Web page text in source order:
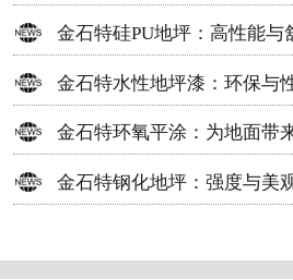
金石特硅PU地坪：高性能与
金石特水性地坪漆：环保与
金石特环氧平涂：为地面带
金石特钢化地坪：强度与美